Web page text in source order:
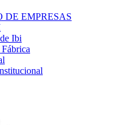
DE EMPRESAS
Ibi